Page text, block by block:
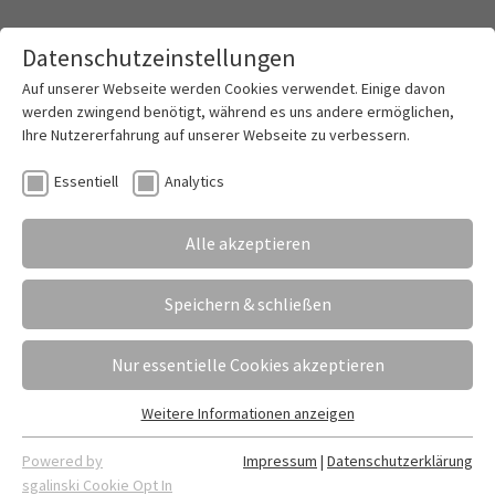
125 Jahre Ludwig Erhard: WG12 beim
Wettbewerb "enono=me"
Die Projektgruppe aus der WG12
Anlässlich des 125-jährigen Geburtstags des
ehemaligen Bundeskanzlers Ludwig Erhard und
Namensgebers unserer Schule hat eine
Projektgruppe der WG12, am Wettbewerb für
Wirtschaft und Finanzen von "enono=me"
teilgenommen. Hier berichtet die Projektgruppe
über die Arbeit der letzten Monate. Christian
Sandkuhle und Mechthild Neuhaus betreuten das
Datenschutzeinstellungen
Auf unserer Webseite werden Cookies verwendet. Einige davon
werden zwingend benötigt, während es uns andere ermöglichen,
Ihre Nutzererfahrung auf unserer Webseite zu verbessern.
Essentiell Analytics
Alle akzeptieren
Speichern & schließen
Nur essentielle Cookies akzeptieren
Essentielle Cookies werden für grundlegende Funktionen der
Webseite benötigt. Dadurch ist gewährleistet, dass die
Weitere Informationen anzeigen
Powered by
sgalinski Cookie Opt In
Impressum | Datenschutzerklärung